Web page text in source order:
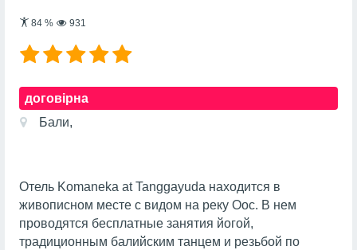
84% 931
договірна
Бали,
Отель Komaneka at Tanggayuda находится в
живописном месте с видом на реку Оос. В нем
проводятся бесплатные занятия йогой,
традиционным балийским танцем и резьбой по